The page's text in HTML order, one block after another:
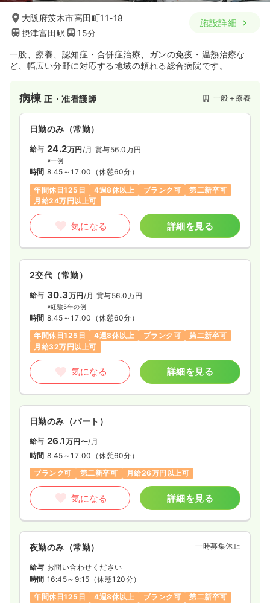
大阪府茨木市高田町11-18
摂津富田駅
15分
施設詳細
一般、療養、認知症・合併症治療、ガンの免疫・温熱治療な
ど、幅広い分野に対応する地域の頼れる総合病院です。
病棟正・准看護師 一般＋療養
日勤のみ（常勤）
給与 24.2万円/月 賞与56.0万円
※一例
時間 8:45～17:00 （休憩60分）
年間休日125日
4週8休以上 ブランク可
第二新卒可
月給24万円以上可
気になる 詳細を見る
2交代（常勤）
給与 30.3万円/月 賞与56.0万円
※経験5年の例
時間 8:45～17:00 （休憩60分）
年間休日125日
4週8休以上 ブランク可
第二新卒可
月給32万円以上可
気になる 詳細を見る
日勤のみ（パート）
給与 26.1万円〜/月
時間 8:45～17:00 （休憩60分）
ブランク可
第二新卒可 月給26万円以上可
気になる 詳細を見る
夜勤のみ（常勤） 一時募集休止
給与 お問い合わせください
時間 16:45～9:15 （休憩120分）
年間休日125日
4週8休以上 ブランク可 第二新卒可